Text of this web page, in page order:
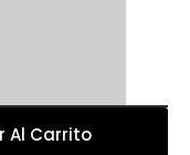
Al Carrito